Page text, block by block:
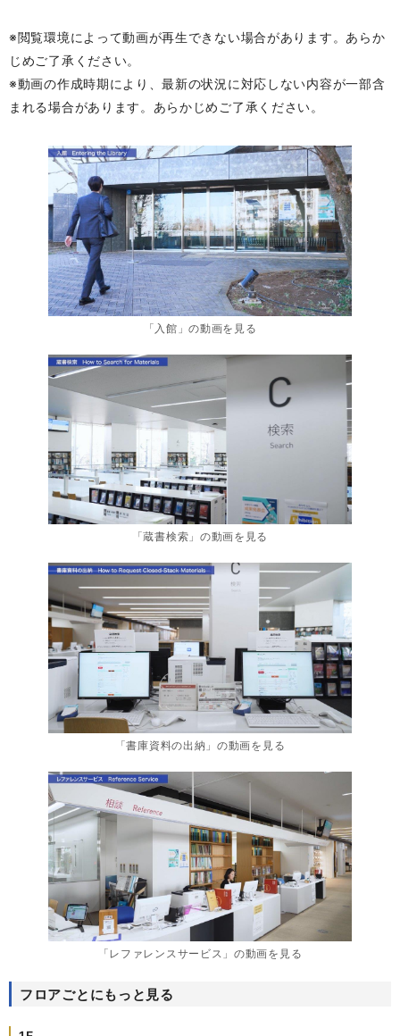
※閲覧環境によって動画が再生できない場合があります。あらか
じめご了承ください。
※動画の作成時期により、最新の状況に対応しない内容が一部含
まれる場合があります。あらかじめご了承ください。
「入館」の動画を見る
「蔵書検索」の動画を見る
「書庫資料の出納」の動画を見る
「レファレンスサービス」の動画を見る
フロアごとにもっと見る